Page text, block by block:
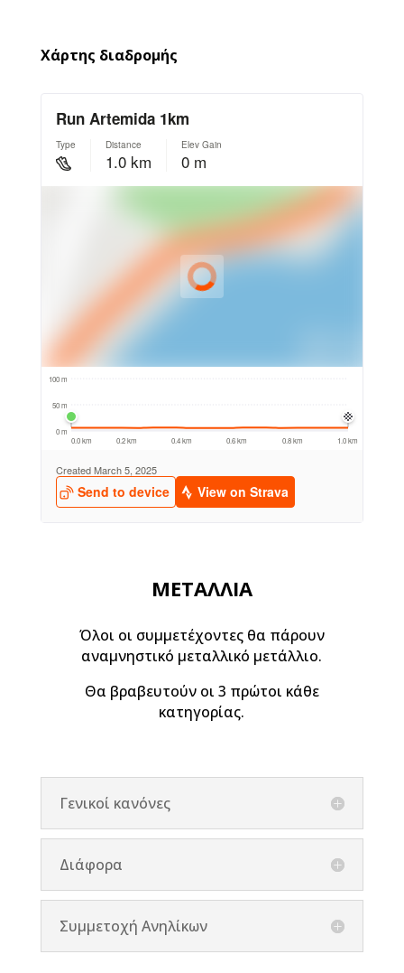
Χάρτης διαδρομής
ΜΕΤΑΛΛΙΑ
Όλοι οι συμμετέχοντες θα πάρουν
αναμνηστικό μεταλλικό μετάλλιο.
Θα βραβευτούν οι 3 πρώτοι κάθε
κατηγορίας.
Γενικοί κανόνες
Διάφορα
Συμμετοχή Ανηλίκων